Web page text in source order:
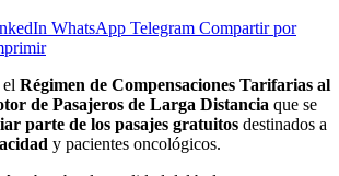
WhatsApp Telegram Compartir por
Régimen de Compensaciones Tarifarias al
de Pasajeros de Larga Distancia que se
parte de los pasajes gratuitos destinados a
y pacientes oncológicos.